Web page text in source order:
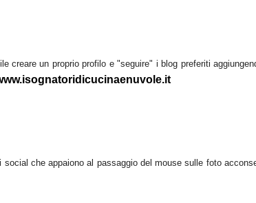
creare un proprio profilo e "seguire" i blog preferiti
che appaiono al passaggio del mouse sulle foto